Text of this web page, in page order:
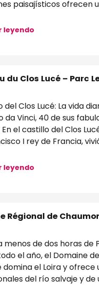
paisajísticos ofrecen
leyendo
du Clos Lucé – Parc
del Clos Lucé: La vida
da Vinci, 40 de sus
el castillo del Clos
I rey de Francia,
leyendo
Régional de
menos de dos horas de
el año, el Domaine
domina el Loira y ofrece
del río salvaje y de